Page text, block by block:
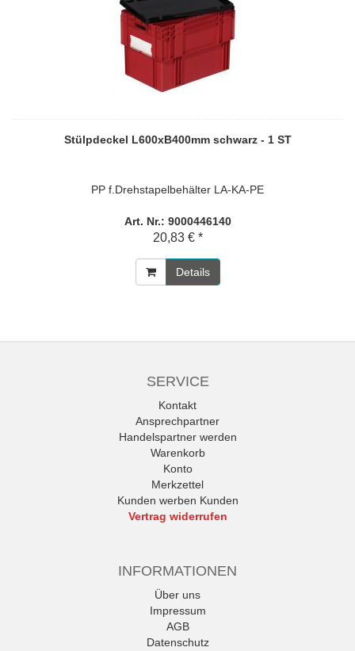
Stülpdeckel L600xB400mm schwarz - 1 ST
PP f.Drehstapelbehälter LA-KA-PE
Art. Nr.: 9000446140
20,83 € *
Details
SERVICE
Kontakt
Ansprechpartner
Handelspartner werden
Warenkorb
Konto
Merkzettel
Kunden werben Kunden
Vertrag widerrufen
INFORMATIONEN
Über uns
Impressum
AGB
Datenschutz